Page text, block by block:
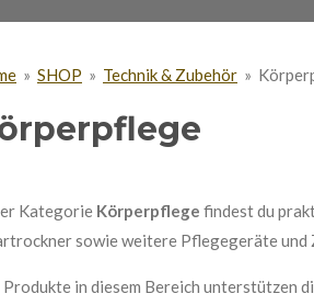
» SHOP » Technik & Zubehör »
Kategorie Körperpflege findest du
sowie weitere Pflegegeräte und
Produkte in diesem Bereich unterstützen